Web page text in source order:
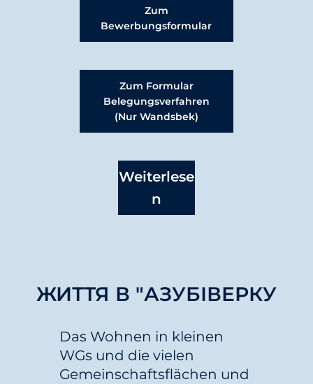
Zum
Bewerbungsformular
Zum Formular
Belegungsverfahren
(nur Wandsbek)
Weiterlese
N
ЖИТТЯ В "АЗУБІВЕРКУ
Das Wohnen in kleinen
WGs und die vielen
Gemeinschaftsflächen und